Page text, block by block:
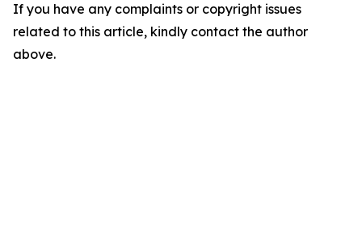
If you have any complaints or copyright issues
related to this article, kindly contact the author
above.